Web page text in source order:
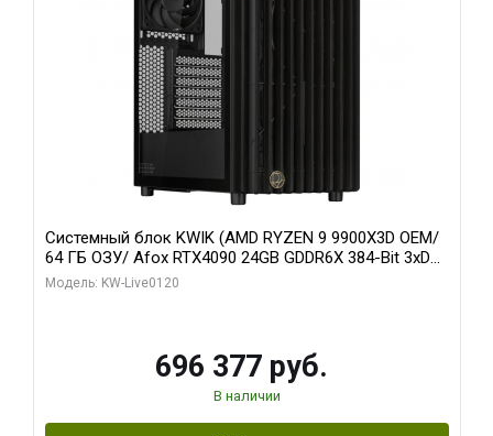
Системный блок KWIK (AMD RYZEN 9 9900X3D OEM/
64 ГБ ОЗУ/ Afox RTX4090 24GB GDDR6X 384-Bit 3xDP
HDMI ATX Turbo/ 1 ТБ SSD)
Модель: KW-Live0120
696 377 руб.
В наличии